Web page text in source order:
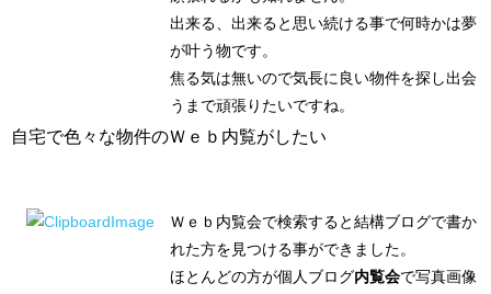
出来る、出来ると思い続ける事で何時かは夢
が叶う物です。
焦る気は無いので気長に良い物件を探し出会
うまで頑張りたいですね。
自宅で色々な物件のＷｅｂ内覧がしたい
Ｗｅｂ内覧会で検索すると結構ブログで書か
れた方を見つける事ができました。
ほとんどの方が個人ブログ内覧会で写真画像